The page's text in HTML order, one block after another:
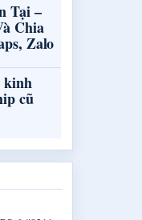
Tại –
Chia
Zalo
kinh
cũ